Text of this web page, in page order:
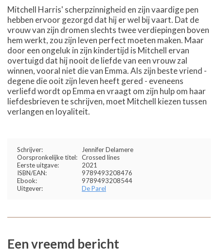
Mitchell Harris' scherpzinnigheid en zijn vaardige pen
hebben ervoor gezorgd dat hij er wel bij vaart. Dat de
vrouw van zijn dromen slechts twee verdiepingen boven
hem werkt, zou zijn leven perfect moeten maken. Maar
door een ongeluk in zijn kindertijd is Mitchell ervan
overtuigd dat hij nooit de liefde van een vrouw zal
winnen, vooral niet die van Emma. Als zijn beste vriend -
degene die ooit zijn leven heeft gered - eveneens
verliefd wordt op Emma en vraagt om zijn hulp om haar
liefdesbrieven te schrijven, moet Mitchell kiezen tussen
verlangen en loyaliteit.
Schrijver:
Jennifer Delamere
Oorspronkelijke titel: Crossed lines
Eerste uitgave:
2021
ISBN/EAN:
9789493208476
Ebook:
9789493208544
Uitgever:
De Parel
Een vreemd bericht